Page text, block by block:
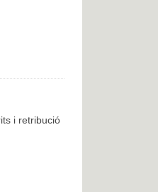
i retribució